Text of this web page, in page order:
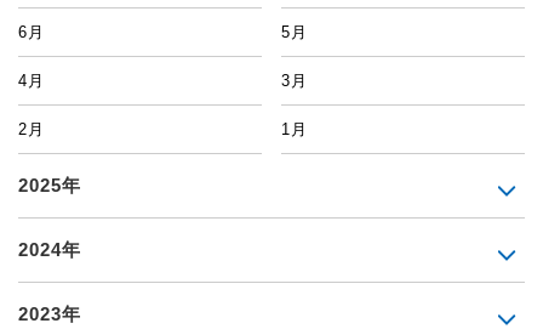
6月 5月
4月 3月
2月 1月
2025年
2024年
2023年